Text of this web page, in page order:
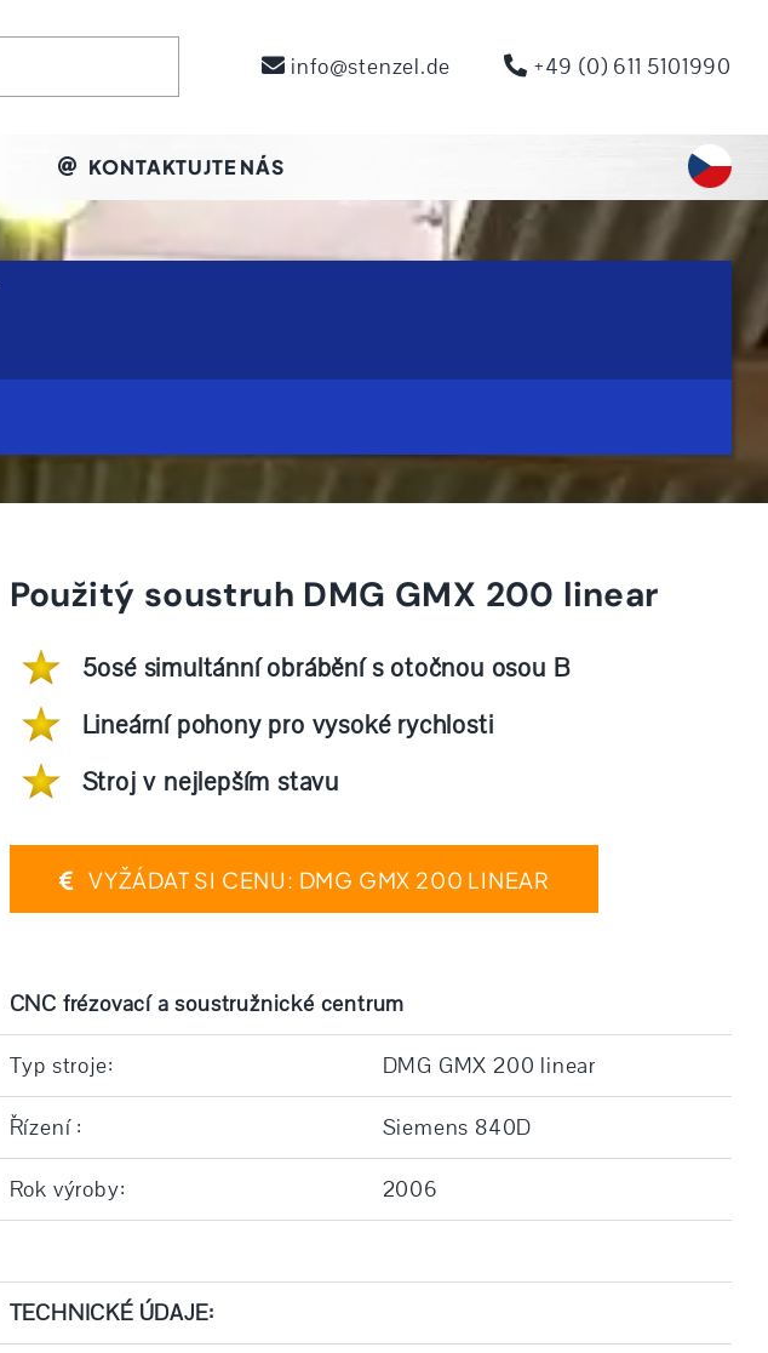
info@stenzel.de +49 (0) 611 5101990
KONTAKTUJTE NÁS
Použitý soustruh DMG GMX 200 linear
5osé simultánní obrábění s otočnou osou B
Lineární pohony pro vysoké rychlosti
Stroj v nejlepším stavu
VYŽÁDAT SI CENU: DMG GMX 200 LINEAR
CNC frézovací a soustružnické centrum
Typ stroje: DMG GMX 200 linear
Řízení : Siemens 840D
Rok výroby: 2006
TECHNICKÉ ÚDAJE: